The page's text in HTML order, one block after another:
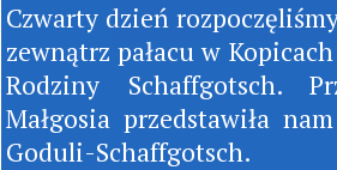
Czwarty dzień
zewnątrz pałacu w
Rodziny Schaffgotsch.
Małgosia przedstawiła
Goduli-Schaffgotsch.